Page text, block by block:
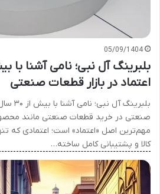
05/09/1404
اعتماد در بازار قطعات صنعتی
صنعتی در خرید قطعات صنعتی مانند
مهم‌ترین اصل «اعتماد» است؛ اعتمادی که
کالا و پشتیبانی کامل ساخته…